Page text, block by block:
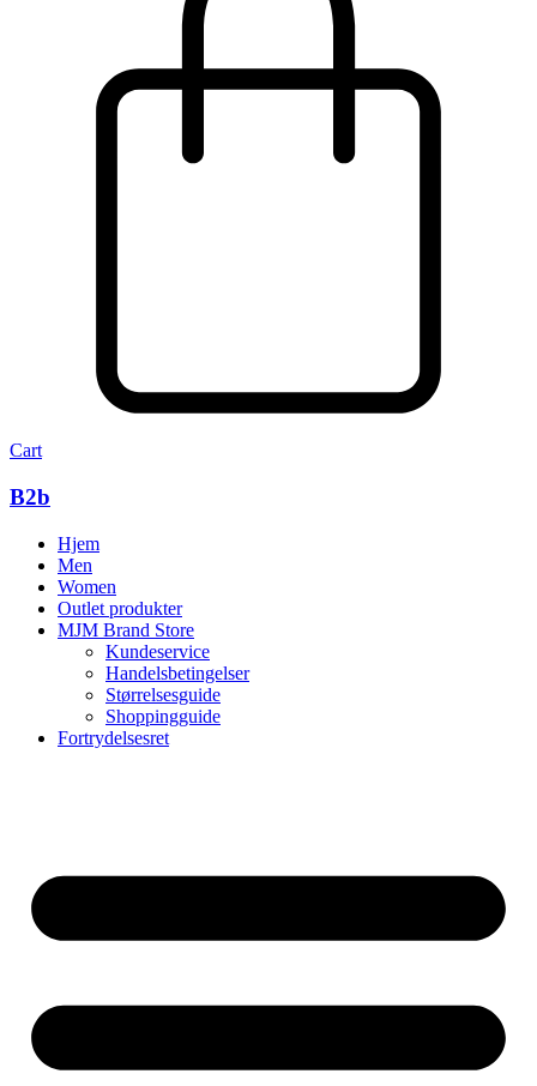
Cart
B2b
Hjem
Men
Women
Outlet produkter
MJM Brand Store
Kundeservice
Handelsbetingelser
Størrelsesguide
Shoppingguide
Fortrydelsesret